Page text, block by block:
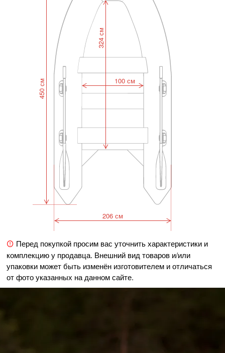
100 см
324 см
206 см
450 см
Перед покупкой просим вас уточнить характеристики и
комплекцию у продавца. Внешний вид товаров и/или
упаковки может быть изменён изготовителем и отличаться
от фото указанных на данном сайте.